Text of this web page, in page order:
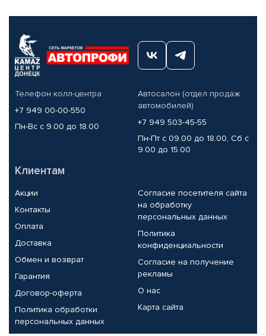
Телефон колл-центра
+7 949 00-00-550
Пн-Вс с 9.00 до 18.00
Автосалон (отдел продаж
автомобилей)
+7 949 503-45-55
Пн-Пт с 09.00 до 18.00, Сб с
9.00 до 15.00
Клиентам
Акции
Контакты
Оплата
Доставка
Обмен и возврат
Гарантия
Договор-оферта
Политика обработки
персональных данных
Согласие посетителя сайта
на обработку
персональных данных
Политика
конфиденциальности
Согласие на получение
рекламы
О нас
Карта сайта